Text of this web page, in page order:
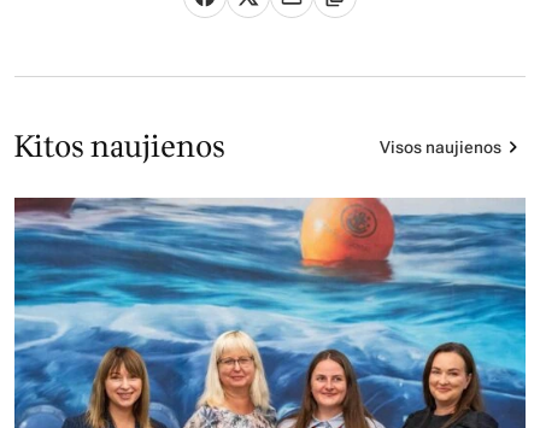
Kitos naujienos Visos naujienos